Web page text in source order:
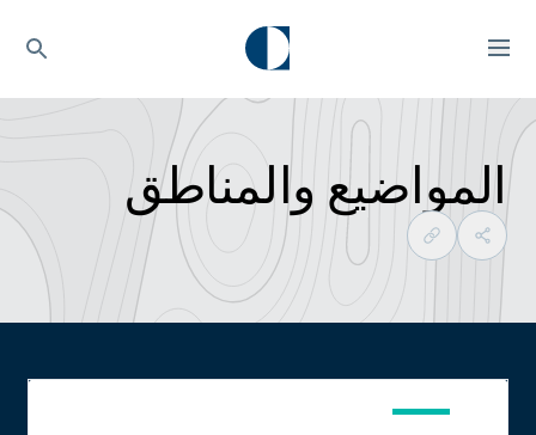
المواضيع والمناطق